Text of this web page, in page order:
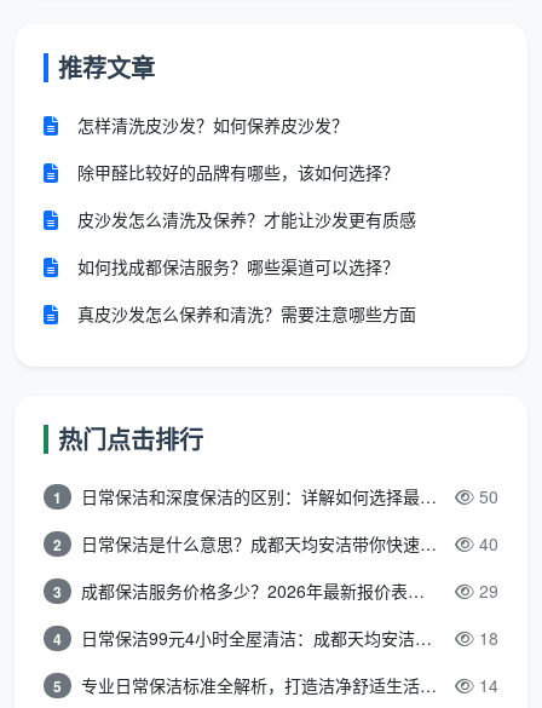
推荐文章
怎样清洗皮沙发？如何保养皮沙发？
除甲醛比较好的品牌有哪些，该如何选择？
皮沙发怎么清洗及保养？才能让沙发更有质感
如何找成都保洁服务？哪些渠道可以选择？
真皮沙发怎么保养和清洗？需要注意哪些方面
热门点击排行
1 日常保洁和深度保洁的区别：详解如何选择最适合的清洁服务 50
2 日常保洁是什么意思？成都天均安洁带你快速区分“日常vs深度vs开荒” 40
3 成都保洁服务价格多少？2026年最新报价表来了，这一篇看透所有费用 29
4 日常保洁99元4小时全屋清洁：成都天均安洁保洁超值服务全解析 18
5 专业日常保洁标准全解析，打造洁净舒适生活空间 14